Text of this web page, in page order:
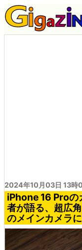
2024年10月03日 13時
iPhone 16 Proの
者が語る、超広
のメインカメラ